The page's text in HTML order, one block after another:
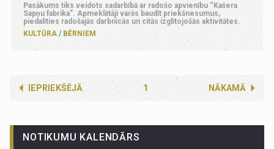
Pasākums tiks veidots sadarbībā ar radošo apvienību “Kašera
Sapņu fabrika”. Apmeklētāji varēs baudīt priekšnesumus,
piedalīties radošajās darbnīcās un citās izglītojošās aktivitātes.
KULTŪRA
BĒRNIEM
IEPRIEKŠĒJĀ 1 NĀKAMĀ
NOTIKUMU KALENDĀRS